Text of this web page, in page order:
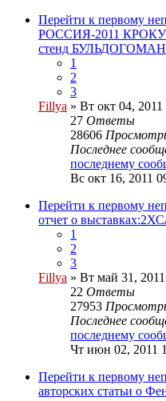
Перейти к первому
РОССИЯ-2011
стенд
1
2
3
Fillya » Вт окт 04,
27 Ответы
28606
Последнее
последнему
Вс окт 16, 2011
Перейти к первому
отчет о
1
2
3
Fillya » Вт май 31,
22 Ответы
27953
Последнее
последнему
Чт июн 02, 2011
Перейти к первому
авторских статьи о